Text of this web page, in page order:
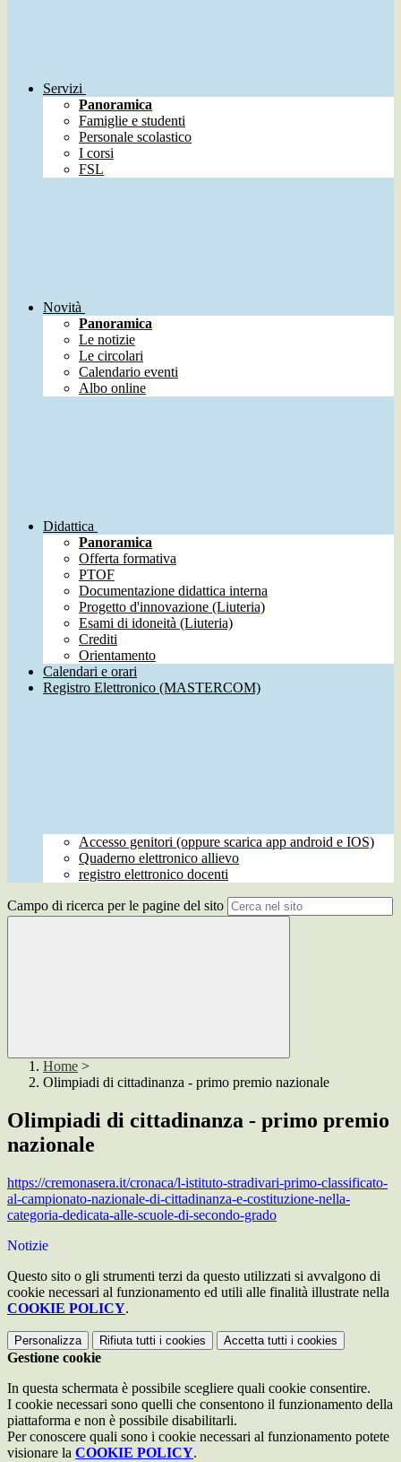
Servizi
Panoramica
Famiglie e studenti
Personale scolastico
I corsi
FSL
Novità
Panoramica
Le notizie
Le circolari
Calendario eventi
Albo online
Didattica
Panoramica
Offerta formativa
PTOF
Documentazione didattica interna
Progetto d'innovazione (Liuteria)
Esami di idoneità (Liuteria)
Crediti
Orientamento
Calendari e orari
Registro Elettronico (MASTERCOM)
Accesso genitori (oppure scarica app android e IOS)
Quaderno elettronico allievo
registro elettronico docenti
Campo di ricerca per le pagine del sito
Home >
Olimpiadi di cittadinanza - primo premio nazionale
Olimpiadi di cittadinanza - primo premio
nazionale
https://cremonasera.it/cronaca/l-istituto-stradivari-primo-classificato-
al-campionato-nazionale-di-cittadinanza-e-costituzione-nella-
categoria-dedicata-alle-scuole-di-secondo-grado
Notizie
Questo sito o gli strumenti terzi da questo utilizzati si avvalgono di
cookie necessari al funzionamento ed utili alle finalità illustrate nella
COOKIE POLICY.
Personalizza Rifiuta tutti i cookies Accetta tutti i cookies
Gestione cookie
In questa schermata è possibile scegliere quali cookie consentire.
I cookie necessari sono quelli che consentono il funzionamento della
piattaforma e non è possibile disabilitarli.
Per conoscere quali sono i cookie necessari al funzionamento potete
visionare la COOKIE POLICY.